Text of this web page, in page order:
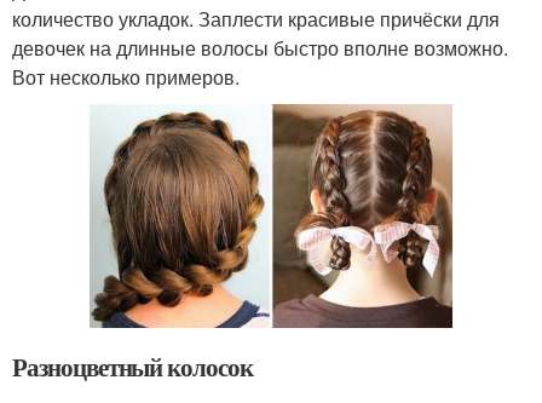
количество укладок. Заплести красивые причёски для
девочек на длинные волосы быстро вполне возможно.
Вот несколько примеров.
Разноцветный колосок